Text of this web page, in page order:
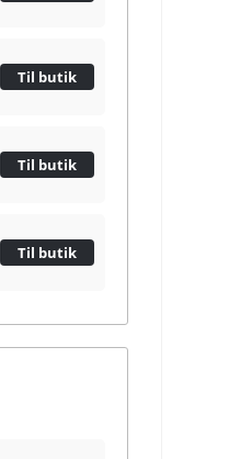
Til butik
Til butik
Til butik